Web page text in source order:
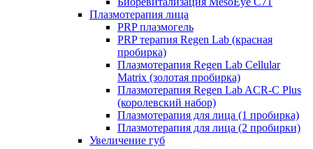
Плазмотерапия лица
PRP плазмогель
PRP терапия Regen Lab (красная
пробирка)
Плазмотерапия Regen Lab Cellular
Matrix (золотая пробирка)
Плазмотерапия Regen Lab ACR-C Plus
(королевский набор)
Плазмотерапия для лица (1 пробирка)
Плазмотерапия для лица (2 пробирки)
Увеличение губ